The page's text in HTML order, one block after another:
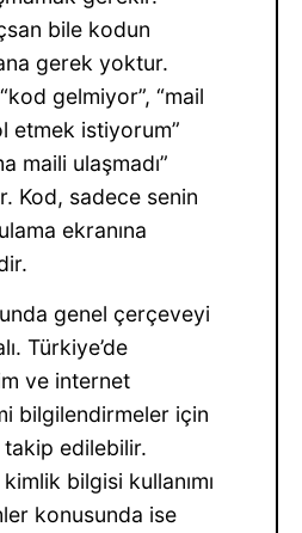
bile kodun
gerek yoktur.
gelmiyor”, “mail
etmek istiyorum”
maili ulaşmadı”
Kod, sadece senin
ekranına
genel çerçeveyi
Türkiye’de
ve internet
bilgilendirmeler için
takip edilebilir.
bilgisi kullanımı
konusunda ise